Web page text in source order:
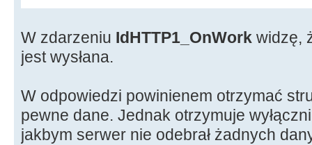
W zdarzeniu IdHTTP1_OnWork widzę,
jest wysłana.
W odpowiedzi powinienem otrzymać
pewne dane. Jednak otrzymuje
jakbym serwer nie odebrał żadnych